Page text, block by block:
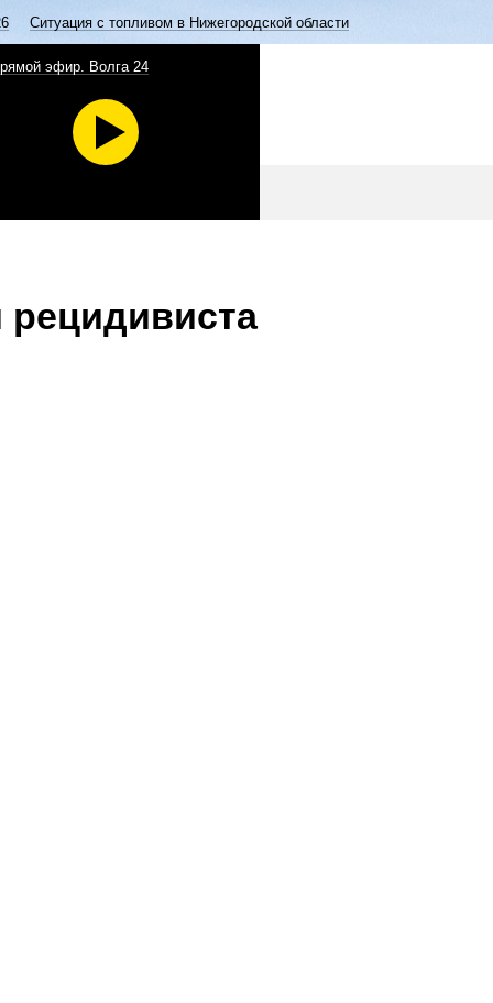
Ситуация с топливом в Нижегородской области
эфир. Волга 24